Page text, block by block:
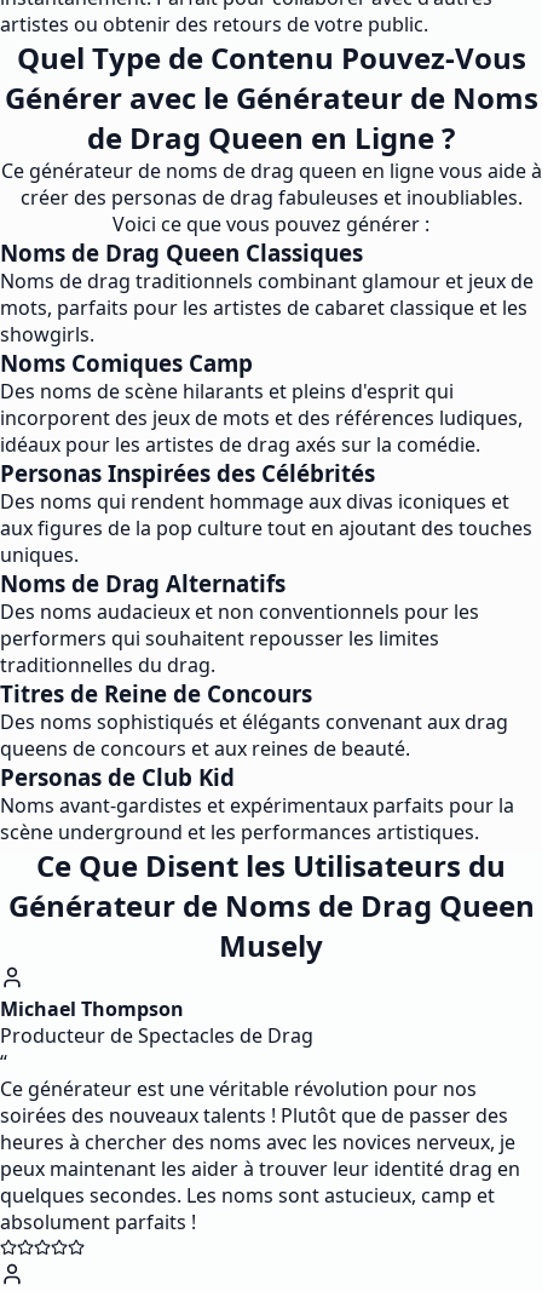
artistes ou obtenir des retours de votre public.
Quel Type de Contenu Pouvez-Vous
Générer avec le Générateur de Noms
de Drag Queen en Ligne ?
Ce générateur de noms de drag queen en ligne vous aide à
créer des personas de drag fabuleuses et inoubliables.
Voici ce que vous pouvez générer :
Noms de Drag Queen Classiques
Noms de drag traditionnels combinant glamour et jeux de
mots, parfaits pour les artistes de cabaret classique et les
showgirls.
Noms Comiques Camp
Des noms de scène hilarants et pleins d'esprit qui
incorporent des jeux de mots et des références ludiques,
idéaux pour les artistes de drag axés sur la comédie.
Personas Inspirées des Célébrités
Des noms qui rendent hommage aux divas iconiques et
aux figures de la pop culture tout en ajoutant des touches
uniques.
Noms de Drag Alternatifs
Des noms audacieux et non conventionnels pour les
performers qui souhaitent repousser les limites
traditionnelles du drag.
Titres de Reine de Concours
Des noms sophistiqués et élégants convenant aux drag
queens de concours et aux reines de beauté.
Personas de Club Kid
Noms avant-gardistes et expérimentaux parfaits pour la
scène underground et les performances artistiques.
Ce Que Disent les Utilisateurs du
Générateur de Noms de Drag Queen
Musely
Michael Thompson
Producteur de Spectacles de Drag
“
Ce générateur est une véritable révolution pour nos
soirées des nouveaux talents ! Plutôt que de passer des
heures à chercher des noms avec les novices nerveux, je
peux maintenant les aider à trouver leur identité drag en
quelques secondes. Les noms sont astucieux, camp et
absolument parfaits !